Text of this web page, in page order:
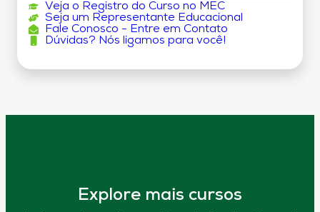
Veja o Registro do Curso no MEC
Seja um Representante Educacional
Fale Conosco - Entre em Contato
Dúvidas? Nós ligamos para você!
Explore mais cursos